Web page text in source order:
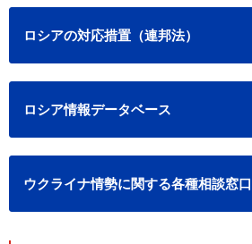
ロシアの対応措置（連邦法）
ロシア情報データベース
ウクライナ情勢に関する各種相談窓口